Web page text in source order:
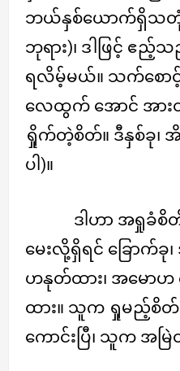
ဘယ်နှစ်ယောက်ရှိသတုံး
ဘုရား)၊ ဒါဖြင့်
ရလိမ့်မယ်။ သက်စေ
လေထွက် အောင် အာ
ရှိုက်တဲ့စိတ်။ ဒီနှစ်ခု၊
ပါ)။
ဒါဟာ အရှုခံ
မေးလို့ရှိရင် ခြောက်ခု
ဟနုတ်ထား၊ အမော
ထား။ သူက ရှုမည့်စိတ်
ကောင်းပြီ၊ သူက အမြဲ